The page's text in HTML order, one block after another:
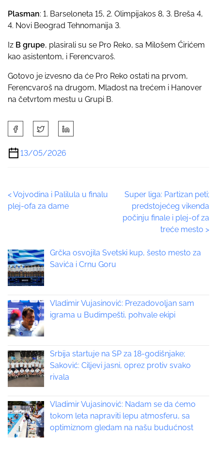
Plasman: 1. Barseloneta 15, 2. Olimpijakos 8, 3. Breša 4,
4. Novi Beograd Tehnomanija 3.
Iz B grupe, plasirali su se Pro Reko, sa Milošem Ćirićem
kao asistentom, i Ferencvaroš.
Gotovo je izvesno da će Pro Reko ostati na prvom,
Ferencvaroš na drugom, Mladost na trećem i Hanover
na četvrtom mestu u Grupi B.
h
a
r
h
s
t
o
:
13/05/2026
P
t
s
a
v
i
g
a
t
i
<Vojvodina i Palilula u finalu
plej-ofa za dame
Super liga: Partizan peti;
predstojećeg vikenda
počinju finale i plej-of za
treće mesto >
Grčka osvojila Svetski kup, šesto mesto za
Savića i Crnu Goru
Vladimir Vujasinović: Prezadovoljan sam
igrama u Budimpešti, pohvale ekipi
Srbija startuje na SP za 18-godišnjake;
Saković: Ciljevi jasni, oprez protiv svako
rivala
Vladimir Vujasinović: Nadam se da ćemo
tokom leta napraviti lepu atmosferu, sa
optimiznom gledam na našu budućnost